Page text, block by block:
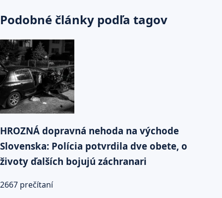
Podobné články podľa tagov
HROZNÁ dopravná nehoda na východe
Slovenska: Polícia potvrdila dve obete, o
životy ďalších bojujú záchranari
2667 prečítaní